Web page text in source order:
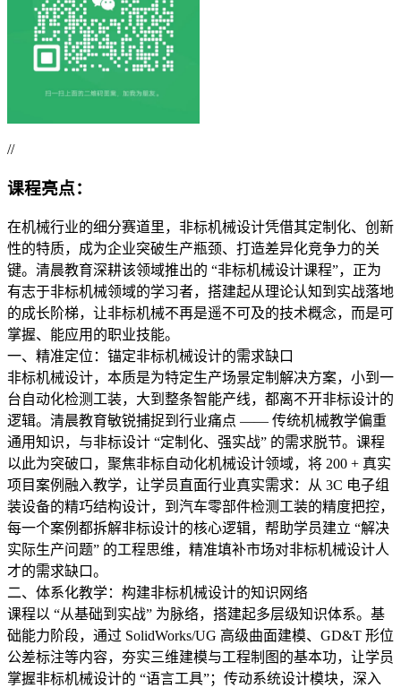
//
课程亮点：
在机械行业的细分赛道里，非标机械设计凭借其定制化、创新
性的特质，成为企业突破生产瓶颈、打造差异化竞争力的关
键。清晨教育深耕该领域推出的 “非标机械设计课程”，正为
有志于非标机械领域的学习者，搭建起从理论认知到实战落地
的成长阶梯，让非标机械不再是遥不可及的技术概念，而是可
掌握、能应用的职业技能。
一、精准定位：锚定非标机械设计的需求缺口
非标机械设计，本质是为特定生产场景定制解决方案，小到一
台自动化检测工装，大到整条智能产线，都离不开非标设计的
逻辑。清晨教育敏锐捕捉到行业痛点 —— 传统机械教学偏重
通用知识，与非标设计 “定制化、强实战” 的需求脱节。课程
以此为突破口，聚焦非标自动化机械设计领域，将 200 + 真实
项目案例融入教学，让学员直面行业真实需求：从 3C 电子组
装设备的精巧结构设计，到汽车零部件检测工装的精度把控，
每一个案例都拆解非标设计的核心逻辑，帮助学员建立 “解决
实际生产问题” 的工程思维，精准填补市场对非标机械设计人
才的需求缺口。
二、体系化教学：构建非标机械设计的知识网络
课程以 “从基础到实战” 为脉络，搭建起多层级知识体系。基
础能力阶段，通过 SolidWorks/UG 高级曲面建模、GD&T 形位
公差标注等内容，夯实三维建模与工程制图的基本功，让学员
掌握非标机械设计的 “语言工具”；传动系统设计模块，深入